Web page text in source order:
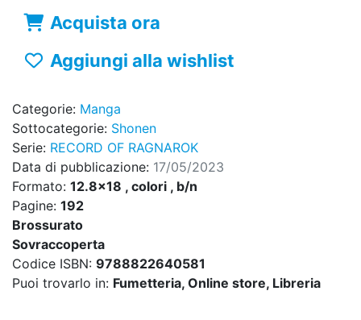
Acquista ora
Aggiungi alla wishlist
Categorie: Manga
Sottocategorie: Shonen
Serie: RECORD OF RAGNAROK
Data di pubblicazione: 17/05/2023
Formato: 12.8x18 , colori , b/n
Pagine: 192
Brossurato
Sovraccoperta
Codice ISBN: 9788822640581
Puoi trovarlo in: Fumetteria, Online store, Libreria